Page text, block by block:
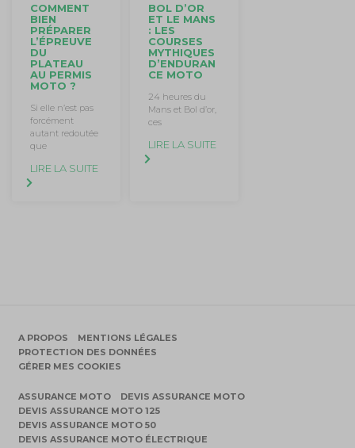
COMMENT
BIEN
PRÉPARER
L’ÉPREUVE
DU
PLATEAU
AU PERMIS
MOTO ?
Si elle n’est pas
forcément
autant redoutée
que
LIRE LA SUITE
BOL D’OR
ET LE MANS
: LES
COURSES
MYTHIQUES
D’ENDURAN
CE MOTO
24 heures du
Mans et Bol d’or,
ces
LIRE LA SUITE
A PROPOS
MENTIONS LÉGALES
PROTECTION DES DONNÉES
GÉRER MES COOKIES
ASSURANCE MOTO
DEVIS ASSURANCE MOTO
DEVIS ASSURANCE MOTO 125
DEVIS ASSURANCE MOTO 50
DEVIS ASSURANCE MOTO ÉLECTRIQUE